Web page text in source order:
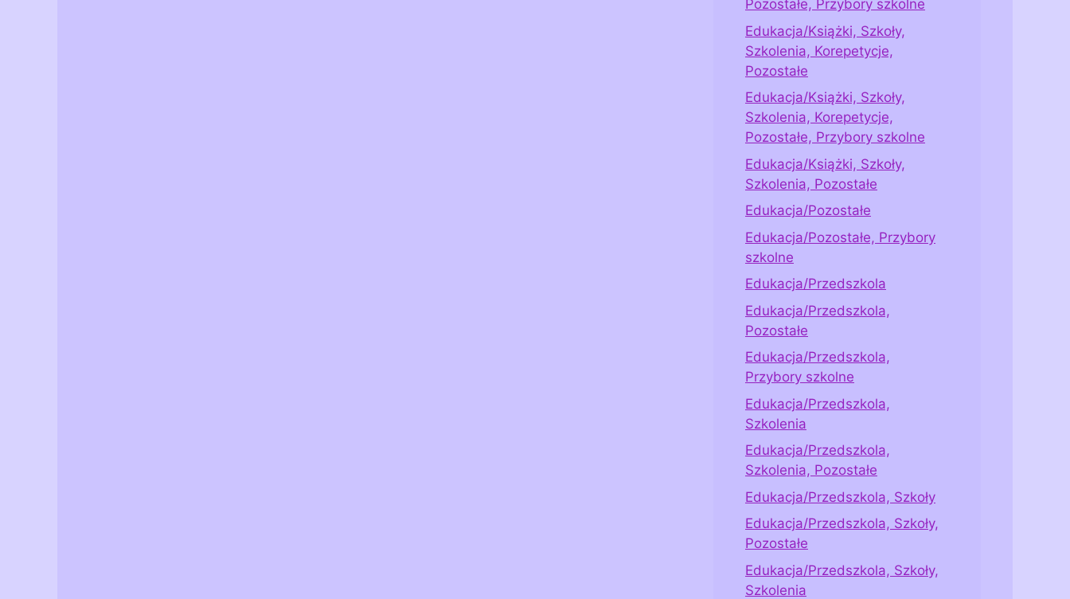
Pozostałe, Przybory szkolne
Edukacja/Książki, Szkoły,
Szkolenia, Korepetycje,
Pozostałe
Edukacja/Książki, Szkoły,
Szkolenia, Korepetycje,
Pozostałe, Przybory szkolne
Edukacja/Książki, Szkoły,
Szkolenia, Pozostałe
Edukacja/Pozostałe
Edukacja/Pozostałe, Przybory
szkolne
Edukacja/Przedszkola
Edukacja/Przedszkola,
Pozostałe
Edukacja/Przedszkola,
Przybory szkolne
Edukacja/Przedszkola,
Szkolenia
Edukacja/Przedszkola,
Szkolenia, Pozostałe
Edukacja/Przedszkola, Szkoły
Edukacja/Przedszkola, Szkoły,
Pozostałe
Edukacja/Przedszkola, Szkoły,
Szkolenia